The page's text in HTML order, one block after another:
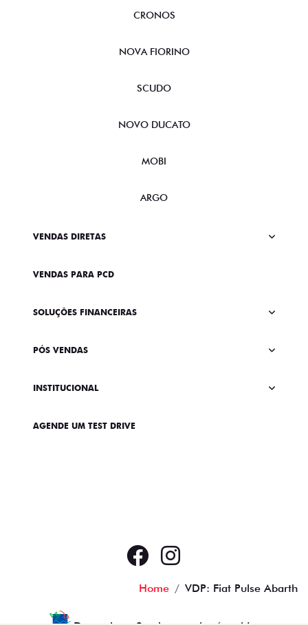
CRONOS
NOVA FIORINO
SCUDO
NOVO DUCATO
MOBI
ARGO
VENDAS DIRETAS
VENDAS PARA PCD
SOLUÇÕES FINANCEIRAS
PÓS VENDAS
INSTITUCIONAL
AGENDE UM TEST DRIVE
Home VDP: Fiat Pulse Abarth